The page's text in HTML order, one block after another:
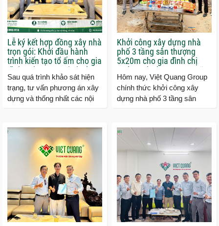
Lễ ký kết hợp đồng xây nhà
trọn gói: Khởi đầu hành
trình kiến tạo tổ ấm cho gia
đình anh Trung tại phường
Thạnh Lộc
Sau quá trình khảo sát hiện
trạng, tư vấn phương án xây
dựng và thống nhất các nội
Khởi công xây dựng nhà
phố 3 tầng sân thượng
5x20m cho gia đình chị
Hường phường Trung Mỹ
Tây
Hôm nay, Việt Quang Group
chính thức khởi công xây
dựng nhà phố 3 tầng sân
Tây, TP.HCM....